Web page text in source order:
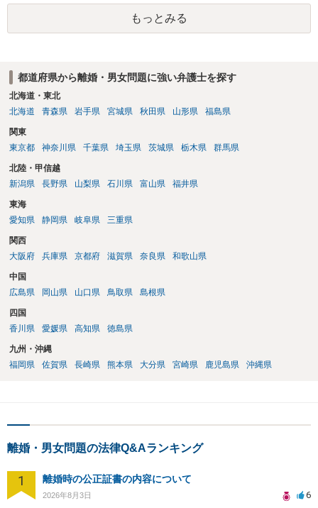
は、結局所轄だと思われますので、やはり結論は変わらないかもしれ
ないです。 一度、最寄りの「刑事に強い」とうたっている弁護士に相
談してみてはいかがでしょうか。 以上、ご参考まで。
もっとみる
都道府県から離婚・男女問題に強い弁護士を探す
北海道・東北
北海道
青森県 岩手県 宮城県 秋田県 山形県 福島県
関東
東京都
神奈川県 千葉県 埼玉県 茨城県 栃木県 群馬県
北陸・甲信越
新潟県
長野県 山梨県 石川県 富山県 福井県
東海
愛知県
静岡県 岐阜県 三重県
関西
大阪府
兵庫県 京都府 滋賀県 奈良県 和歌山県
中国
広島県
岡山県 山口県 鳥取県 島根県
四国
香川県
愛媛県 高知県 徳島県
九州・沖縄
福岡県
佐賀県 長崎県 熊本県 大分県 宮崎県 鹿児島県 沖縄県
離婚・男女問題の法律Q&Aランキング
1 離婚時の公正証書の内容について
2026年8月3日 6